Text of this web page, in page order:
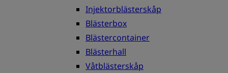
Injektorblästerskåp
Blästerbox
Blästercontainer
Blästerhall
Våtblästerskåp